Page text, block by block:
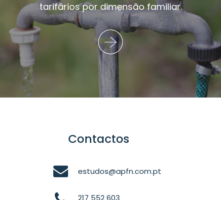
tarifários por dimensão familiar.
Contactos
estudos@apfn.com.pt